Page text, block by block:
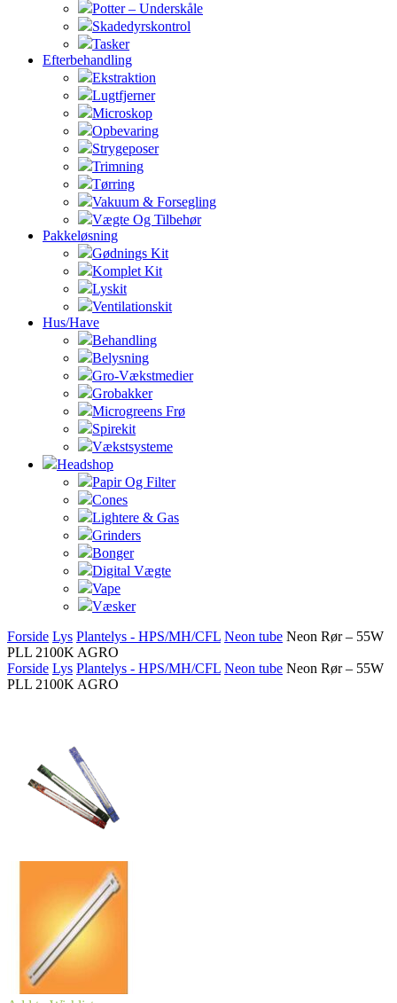
Potter – Underskåle
Skadedyrskontrol
Tasker
Efterbehandling
Ekstraktion
Lugtfjerner
Microskop
Opbevaring
Strygeposer
Trimning
Tørring
Vakuum & Forsegling
Vægte Og Tilbehør
Pakkeløsning
Gødnings Kit
Komplet Kit
Lyskit
Ventilationskit
Hus/Have
Behandling
Belysning
Gro-Vækstmedier
Grobakker
Microgreens Frø
Spirekit
Vækstsysteme
Headshop
Papir Og Filter
Cones
Lightere & Gas
Grinders
Bonger
Digital Vægte
Vape
Væsker
Forside Lys Plantelys - HPS/MH/CFL Neon tube Neon Rør – 55W
PLL 2100K AGRO
Forside Lys Plantelys - HPS/MH/CFL Neon tube Neon Rør – 55W
PLL 2100K AGRO